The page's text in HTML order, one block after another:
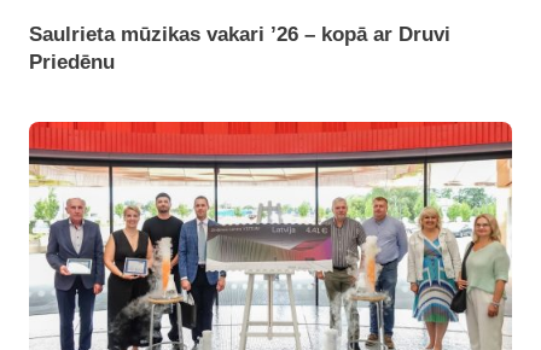
Saulrieta mūzikas vakari ’26 – kopā ar Druvi
Priedēnu